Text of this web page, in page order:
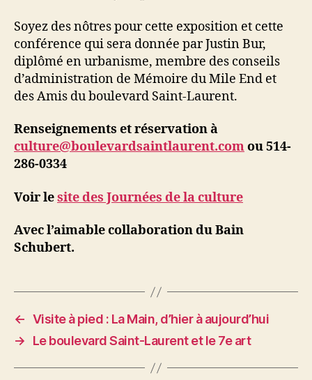
Soyez des nôtres pour cette exposition et cette
conférence qui sera donnée par Justin Bur,
diplômé en urbanisme, membre des conseils
d’administration de Mémoire du Mile End et
des Amis du boulevard Saint-Laurent.
Renseignements et réservation à
culture@boulevardsaintlaurent.comou 514-
286-0334
Voir lesite des Journées de la culture
Avec l’aimable collaboration du Bain
Schubert.
← Visite à pied : La Main, d’hier à aujourd’hui
→
Le boulevard Saint-Laurent et le 7e art